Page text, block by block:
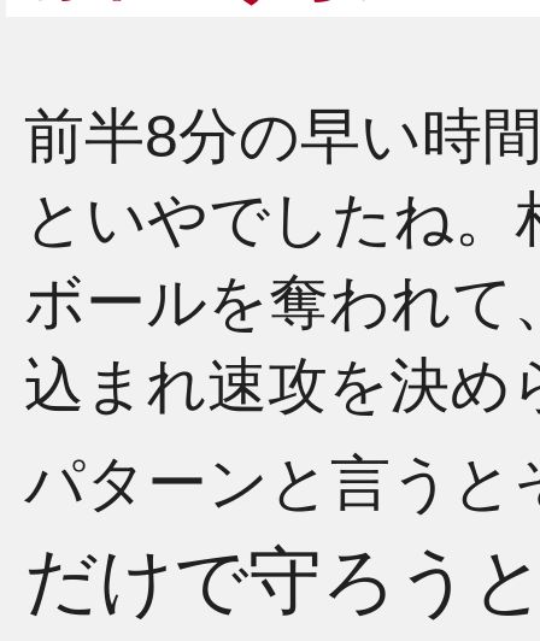
前半8分の早い時
といやでしたね
ボールを奪われて
込まれ速攻を決め
パターンと言うと
だけで守ろう